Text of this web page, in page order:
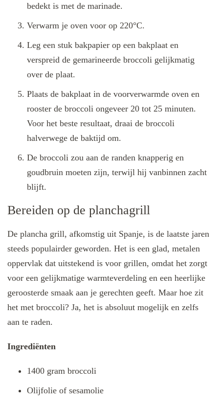
bedekt is met de marinade.
Verwarm je oven voor op 220°C.
Leg een stuk bakpapier op een bakplaat en
verspreid de gemarineerde broccoli gelijkmatig
over de plaat.
Plaats de bakplaat in de voorverwarmde oven en
rooster de broccoli ongeveer 20 tot 25 minuten.
Voor het beste resultaat, draai de broccoli
halverwege de baktijd om.
De broccoli zou aan de randen knapperig en
goudbruin moeten zijn, terwijl hij vanbinnen zacht
blijft.
Bereiden op de planchagrill
De plancha grill, afkomstig uit Spanje, is de laatste jaren
steeds populairder geworden. Het is een glad, metalen
oppervlak dat uitstekend is voor grillen, omdat het zorgt
voor een gelijkmatige warmteverdeling en een heerlijke
geroosterde smaak aan je gerechten geeft. Maar hoe zit
het met broccoli? Ja, het is absoluut mogelijk en zelfs
aan te raden.
Ingrediënten
1400 gram broccoli
Olijfolie of sesamolie